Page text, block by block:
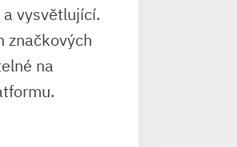
vysvětlující.
značkových
na